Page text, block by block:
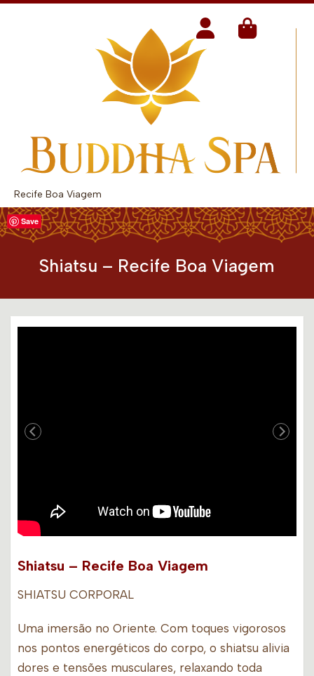
Recife Boa Viagem
Shiatsu – Recife Boa Viagem
Save
Shiatsu – Recife Boa Viagem
SHIATSU CORPORAL
Uma imersão no Oriente. Com toques vigorosos
nos pontos energéticos do corpo, o shiatsu alivia
dores e tensões musculares, relaxando toda